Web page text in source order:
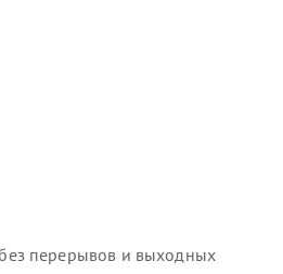
перерывов и выходных